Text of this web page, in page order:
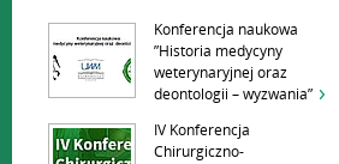
Konferencja naukowa
”Historia medycyny
weterynaryjnej oraz
deontologii – wyzwania”
IV Konferencja
Chirurgiczno-